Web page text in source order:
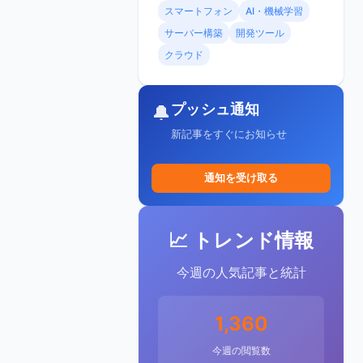
スマートフォン
AI・機械学習
サーバー構築
開発ツール
クラウド
🔔プッシュ通知
新記事をすぐにお知らせ
通知を受け取る
📈 トレンド情報
今週の人気記事と統計
1,360
今週の閲覧数